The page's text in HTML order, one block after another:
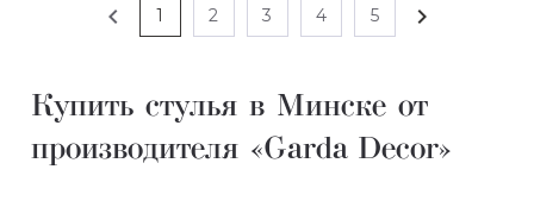
chevron_left 1 2 3 4 5 chevron_right
Купить стулья в Минске от
производителя «Garda Decor»